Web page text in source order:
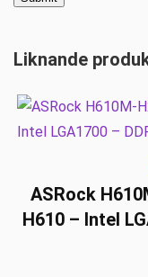
Liknande
ASRock
H610 – Intel